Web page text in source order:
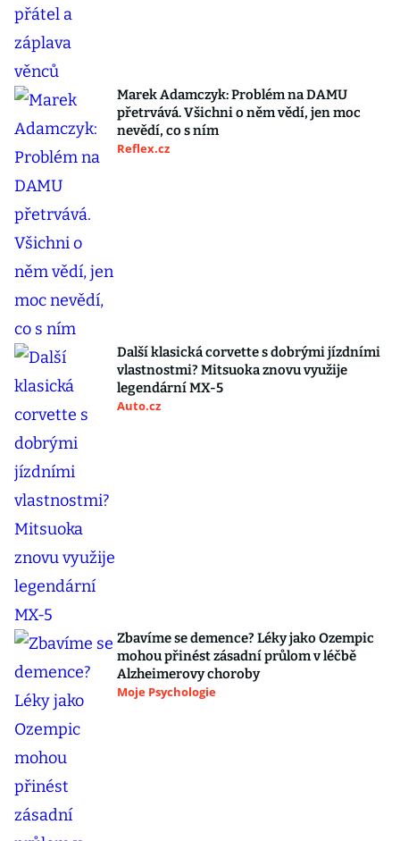
Marek Adamczyk: Problém na DAMU
přetrvává. Všichni o něm vědí, jen moc
nevědí, co s ním
Reflex.cz
Další klasická corvette s dobrými jízdními
vlastnostmi? Mitsuoka znovu využije
legendární MX-5
Auto.cz
Zbavíme se demence? Léky jako Ozempic
mohou přinést zásadní průlom v léčbě
Alzheimerovy choroby
Moje Psychologie